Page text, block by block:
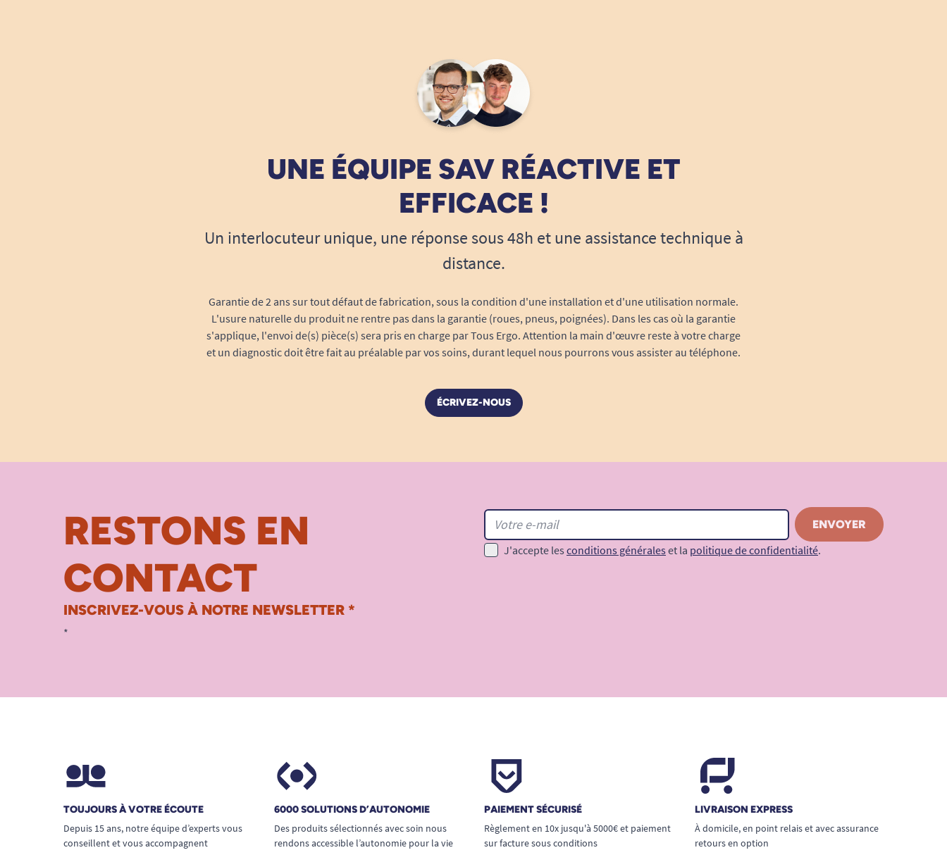
UNE ÉQUIPE SAV RÉACTIVE ET
EFFICACE !
Un interlocuteur unique, une réponse sous 48h et une assistance technique à
distance.
Garantie de 2 ans sur tout défaut de fabrication, sous la condition d'une installation et d'une utilisation normale.
L'usure naturelle du produit ne rentre pas dans la garantie (roues, pneus, poignées). Dans les cas où la garantie
s'applique, l'envoi de(s) pièce(s) sera pris en charge par Tous Ergo. Attention la main d'œuvre reste à votre charge
et un diagnostic doit être fait au préalable par vos soins, durant lequel nous pourrons vous assister au téléphone.
ÉCRIVEZ-NOUS
RESTONS EN
CONTACT
INSCRIVEZ-VOUS À NOTRE NEWSLETTER *
*
J'accepte les conditions générales et la politique de confidentialité.
TOUJOURS À VOTRE ÉCOUTE
Depuis 15 ans, notre équipe d’experts vous
conseillent et vous accompagnent
6000 SOLUTIONS D’AUTONOMIE
Des produits sélectionnés avec soin nous
rendons accessible l’autonomie pour la vie
PAIEMENT SÉCURISÉ
Règlement en 10x jusqu'à 5000€ et paiement
sur facture sous conditions
LIVRAISON EXPRESS
À domicile, en point relais et avec assurance
retours en option